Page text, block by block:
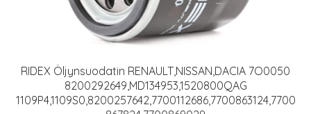
RIDEX Öljynsuodatin RENAULT,NISSAN,DACIA 7O0050
8200292649,MD134953,1520800QAG
1109P4,1109S0,8200257642,7700112686,7700863124,7700